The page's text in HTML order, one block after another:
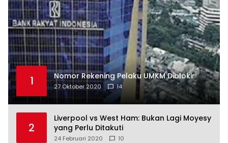
1 Nomor Rekening Pelaku UMKM Diblokir
27 Oktober 2020 14
2
Liverpool vs West Ham: Bukan Lagi Moyesy
yang Perlu Ditakuti
24 Februari 2020 10